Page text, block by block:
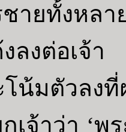
ายทั้งหลา
งลงต่อเ
โน้มตัวล
เจ้าว่า ‘